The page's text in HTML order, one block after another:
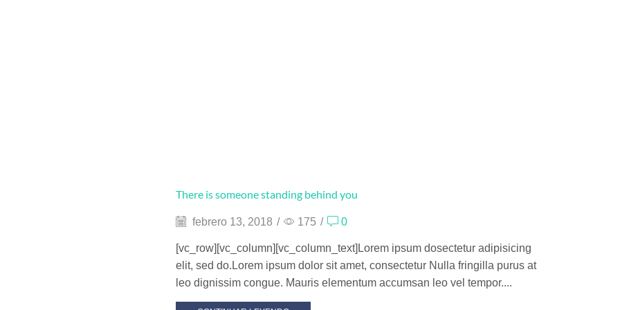
There is someone standing behind you
febrero 13, 2018 / 175 / 0
[vc_row][vc_column][vc_column_text]Lorem ipsum dosectetur adipisicing
elit, sed do.Lorem ipsum dolor sit amet, consectetur Nulla fringilla purus at
leo dignissim congue. Mauris elementum accumsan leo vel tempor....